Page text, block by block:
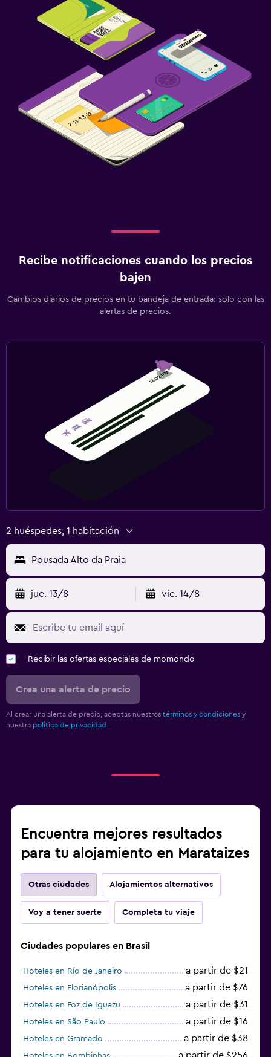
Recibe notificaciones cuando los precios
bajen
Cambios diarios de precios en tu bandeja de entrada: solo con las
alertas de precios.
2 huéspedes, 1 habitación
Pousada Alto da Praia
jue. 13/8 vie. 14/8
Recibir las ofertas especiales de momondo
Crea una alerta de precio
Al crear una alerta de precio, aceptas nuestros términos y condiciones y
nuestra política de privacidad.
Encuentra mejores resultados
para tu alojamiento en Marataizes
Otras ciudades Alojamientos alternativos
Voy a tener suerte Completa tu viaje
Ciudades populares en Brasil
Hoteles en Río de Janeiro a partir de $21
Hoteles en Florianópolis a partir de $76
Hoteles en Foz de Iguazu a partir de $31
Hoteles en São Paulo a partir de $16
Hoteles en Gramado a partir de $38